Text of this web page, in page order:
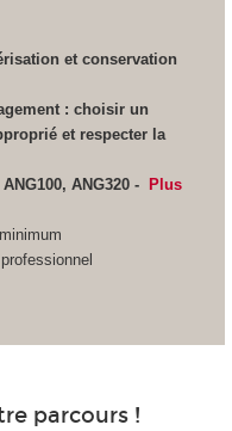
et conservation
: choisir un
et respecter la
ANG100, ANG320 -
Plus
parcours !